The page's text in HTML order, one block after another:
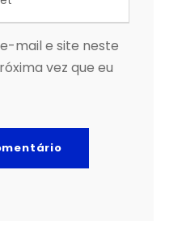
mail e site neste
vez que eu